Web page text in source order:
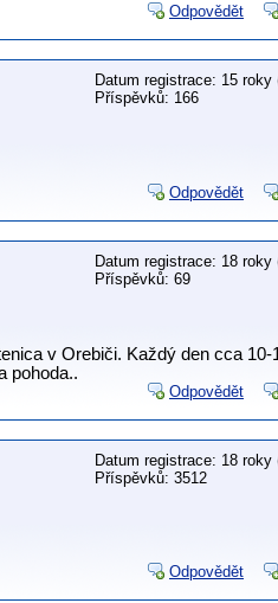
Odpovědět
Datum registrace: 15 roky
Příspěvků: 166
Odpovědět
Datum registrace: 18 roky
Příspěvků: 69
v Orebiči. Každý den cca 10-
pohoda..
Odpovědět
Datum registrace: 18 roky
Příspěvků: 3512
Odpovědět